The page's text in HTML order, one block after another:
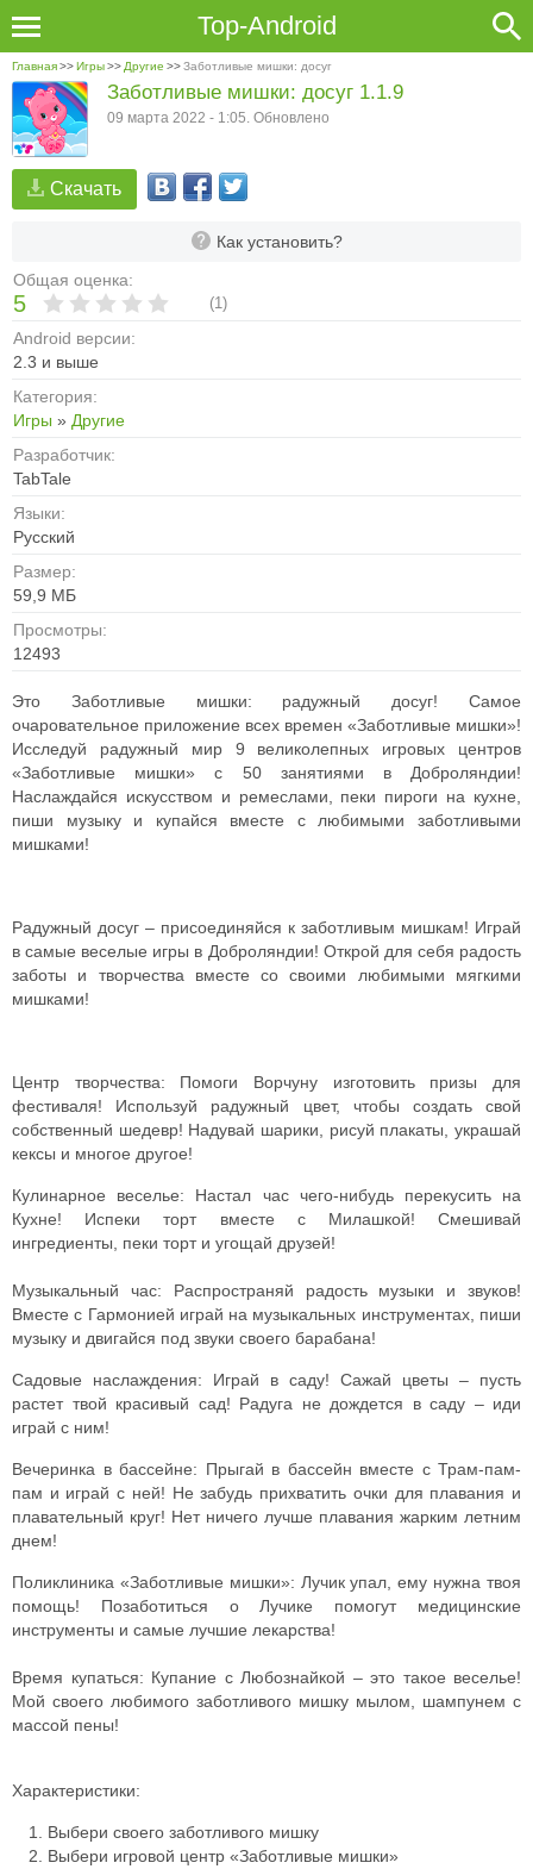
Top-Android
Главная>>Игры>> Другие >>Заботливые мишки: досуг
Скачать
Как установить?
Общая оценка:
5 (1)
Android версии:
2.3 и выше
Категория:
Игры » Другие
Разработчик:
TabTale
Языки:
Русский
Размер:
59,9 МБ
Просмотры:
12493
Заботливые мишки: досуг 1.1.9
09 марта 2022 - 1:05. Обновлено
Это Заботливые мишки: радужный досуг! Самое
очаровательное приложение всех времен «Заботливые мишки»!
Исследуй радужный мир 9 великолепных игровых центров
«Заботливые мишки» с 50 занятиями в Доброляндии!
Наслаждайся искусством и ремеслами, пеки пироги на кухне,
пиши музыку и купайся вместе с любимыми заботливыми
мишками!
Радужный досуг – присоединяйся к заботливым мишкам! Играй
в самые веселые игры в Доброляндии! Открой для себя радость
заботы и творчества вместе со своими любимыми мягкими
мишками!
Центр творчества: Помоги Ворчуну изготовить призы для
фестиваля! Используй радужный цвет, чтобы создать свой
собственный шедевр! Надувай шарики, рисуй плакаты, украшай
кексы и многое другое!
Кулинарное веселье: Настал час чего-нибудь перекусить на
Кухне! Испеки торт вместе с Милашкой! Смешивай
ингредиенты, пеки торт и угощай друзей!
Музыкальный час: Распространяй радость музыки и звуков!
Вместе с Гармонией играй на музыкальных инструментах, пиши
музыку и двигайся под звуки своего барабана!
Садовые наслаждения: Играй в саду! Сажай цветы – пусть
растет твой красивый сад! Радуга не дождется в саду – иди
играй с ним!
Вечеринка в бассейне: Прыгай в бассейн вместе с Трам-пам-
пам и играй с ней! Не забудь прихватить очки для плавания и
плавательный круг! Нет ничего лучше плавания жарким летним
днем!
Поликлиника «Заботливые мишки»: Лучик упал, ему нужна твоя
помощь! Позаботиться о Лучике помогут медицинские
инструменты и самые лучшие лекарства!
Время купаться: Купание с Любознайкой – это такое веселье!
Мой своего любимого заботливого мишку мылом, шампунем с
массой пены!
Характеристики:
Выбери своего заботливого мишку
Выбери игровой центр «Заботливые мишки»